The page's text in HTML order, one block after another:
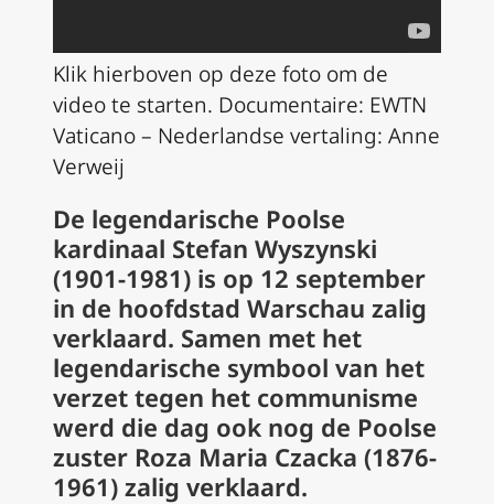
Klik hierboven op deze foto om de
video te starten. Documentaire: EWTN
Vaticano – Nederlandse vertaling: Anne
Verweij
De legendarische Poolse
kardinaal Stefan Wyszynski
(1901-1981) is op 12 september
in de hoofdstad Warschau zalig
verklaard. Samen met het
legendarische symbool van het
verzet tegen het communisme
werd die dag ook nog de Poolse
zuster Roza Maria Czacka (1876-
1961) zalig verklaard.